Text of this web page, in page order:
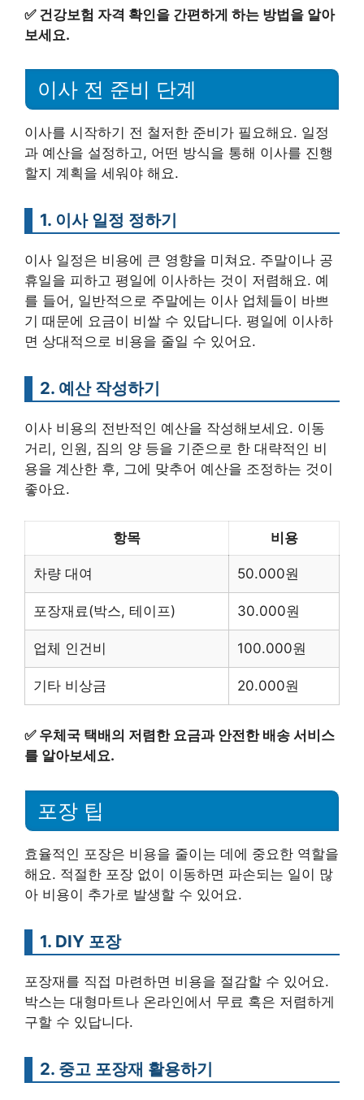
✅ 건강보험 자격 확인을 간편하게 하는 방법을 알아
보세요.
이사 전 준비 단계
이사를 시작하기 전 철저한 준비가 필요해요. 일정
과 예산을 설정하고, 어떤 방식을 통해 이사를 진행
할지 계획을 세워야 해요.
1. 이사 일정 정하기
이사 일정은 비용에 큰 영향을 미쳐요. 주말이나 공
휴일을 피하고 평일에 이사하는 것이 저렴해요. 예
를 들어, 일반적으로 주말에는 이사 업체들이 바쁘
기 때문에 요금이 비쌀 수 있답니다. 평일에 이사하
면 상대적으로 비용을 줄일 수 있어요.
2. 예산 작성하기
이사 비용의 전반적인 예산을 작성해보세요. 이동
거리, 인원, 짐의 양 등을 기준으로 한 대략적인 비
용을 계산한 후, 그에 맞추어 예산을 조정하는 것이
좋아요.
항목 비용
차량 대여 50.000원
포장재료(박스, 테이프) 30.000원
업체 인건비 100.000원
기타 비상금 20.000원
✅ 우체국 택배의 저렴한 요금과 안전한 배송 서비스
를 알아보세요.
포장 팁
효율적인 포장은 비용을 줄이는 데에 중요한 역할을
해요. 적절한 포장 없이 이동하면 파손되는 일이 많
아 비용이 추가로 발생할 수 있어요.
1. DIY 포장
포장재를 직접 마련하면 비용을 절감할 수 있어요.
박스는 대형마트나 온라인에서 무료 혹은 저렴하게
구할 수 있답니다.
2. 중고 포장재 활용하기